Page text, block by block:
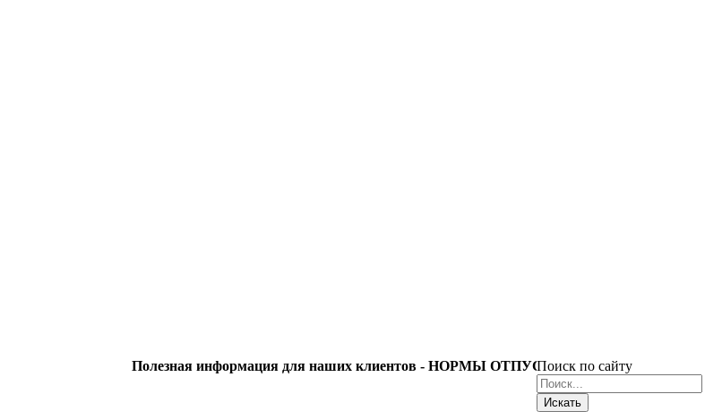
Полезная информация для наших клиентов - НОРМЫ ОТПУСКА резинотехнической
Поиск по сайту
Искать